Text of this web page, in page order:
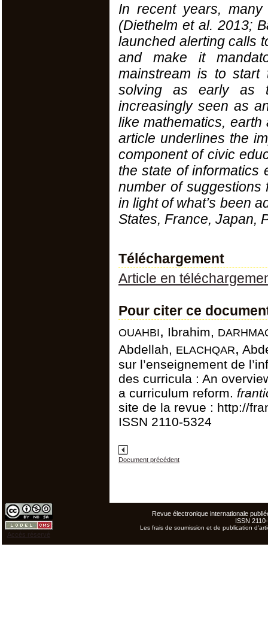
In recent years,
(Diethelm et al. 2013;
launched alerting calls
and make it
mainstream is to start
solving as early as
increasingly seen as
like mathematics,
article underlines the
component of civic
the state of informatics
number of suggestions
in light of what’s been
States, France, Japan,
Téléchargement
Article en
Pour citer ce
ouahbi, Ibrahim,
Abdellah, elachqar,
sur l’enseignement de
des curricula : An
a curriculum reform.
site de la revue : http://
ISSN 2110-5324
Document précédent
Accès réservé
Revue électronique internationale
ISSN
Les frais de soumission et de publication